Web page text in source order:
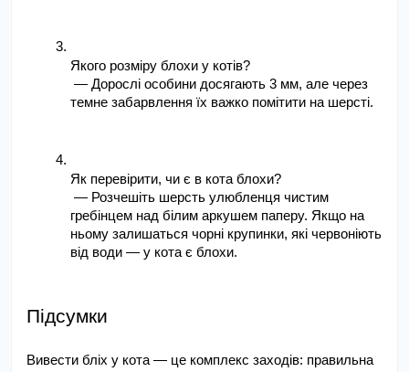
Якого розміру блохи у котів?
— Дорослі особини досягають 3 мм, але через
темне забарвлення їх важко помітити на шерсті.
Як перевірити, чи є в кота блохи?
— Розчешіть шерсть улюбленця чистим
гребінцем над білим аркушем паперу. Якщо на
ньому залишаться чорні крупинки, які червоніють
від води — у кота є блохи.
Підсумки
Вивести бліх у кота — це комплекс заходів: правильна